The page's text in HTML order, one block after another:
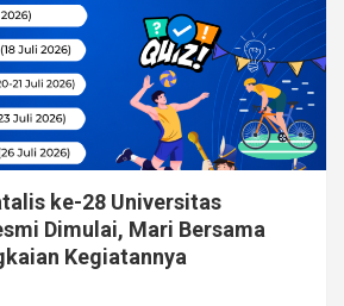
ke-28 Universitas
Dimulai, Mari Bersama
Kegiatannya